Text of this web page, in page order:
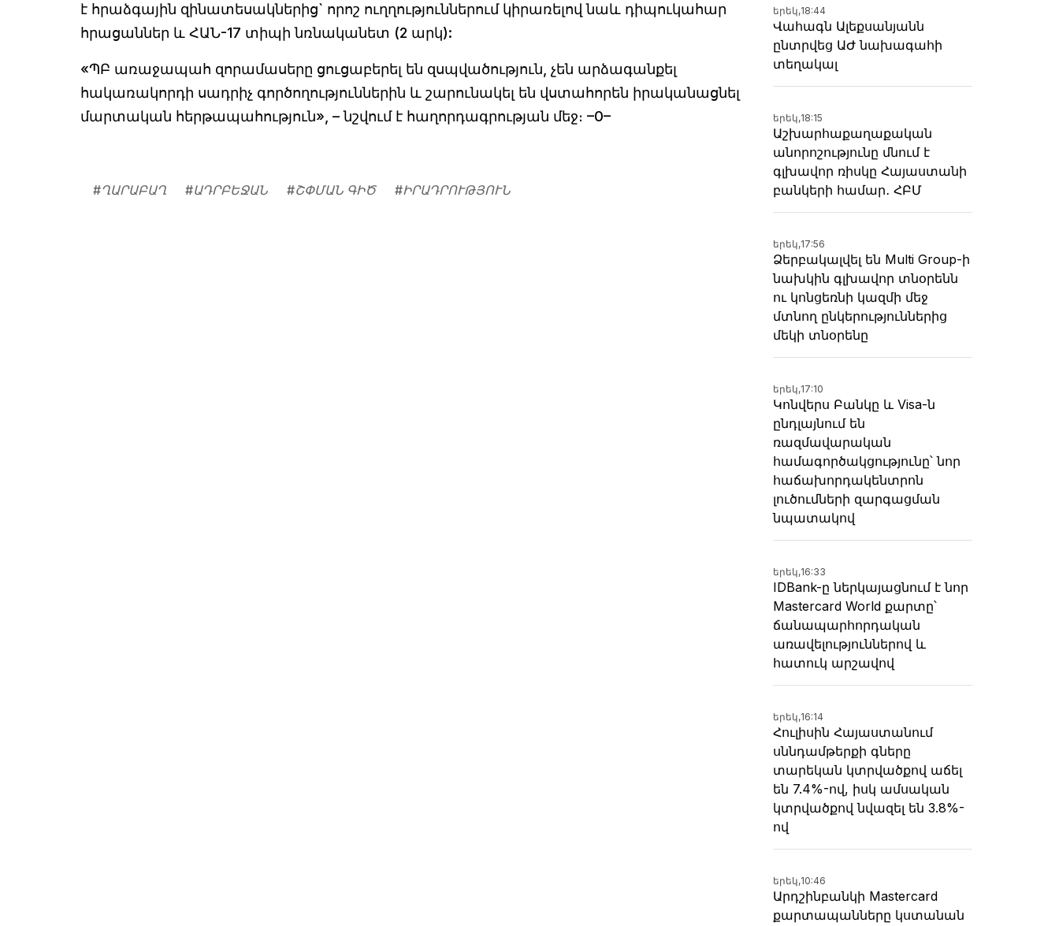
է հրաձգային զինատեսակներից` որոշ ուղղություններում կիրառելով նաև դիպուկահար
հրացաններ և ՀԱՆ-17 տիպի նռնականետ (2 արկ):
«ՊԲ առաջապահ զորամասերը ցուցաբերել են զսպվածություն, չեն արձագանքել
հակառակորդի սադրիչ գործողություններին և շարունակել են վստահորեն իրականացնել
մարտական հերթապահություն», – նշվում է հաղորդագրության մեջ։ –0–
#ՂԱՐԱԲԱՂ #ԱԴՐԲԵՋԱՆ #ՇՓՄԱՆ ԳԻԾ #ԻՐԱԴՐՈՒԹՅՈՒՆ
երեկ,18:44
Վահագն Ալեքսանյանն
ընտրվեց ԱԺ նախագահի
տեղակալ
երեկ,18:15
Աշխարհաքաղաքական
անորոշությունը մնում է
գլխավոր ռիսկը Հայաստանի
բանկերի համար․ ՀԲՄ
երեկ,17:56
Ձերբակալվել են Multi Group-ի
նախկին գլխավոր տնօրենն
ու կոնցեռնի կազմի մեջ
մտնող ընկերություններից
մեկի տնօրենը
երեկ,17:10
Կոնվերս Բանկը և Visa-ն
ընդլայնում են
ռազմավարական
համագործակցությունը՝ նոր
հաճախորդակենտրոն
լուծումների զարգացման
նպատակով
երեկ,16:33
IDBank-ը ներկայացնում է նոր
Mastercard World քարտը՝
ճանապարհորդական
առավելություններով և
հատուկ արշավով
երեկ,16:14
Հուլիսին Հայաստանում
սննդամթերքի գները
տարեկան կտրվածքով աճել
են 7.4%-ով, իսկ ամսական
կտրվածքով նվազել են 3.8%-
ով
երեկ,10:46
Արդշինբանկի Mastercard
քարտապանները կստանան